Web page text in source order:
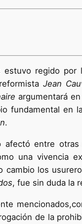
regido por
Jean
argumentará
fundamental en
.
entre
una vivencia
cambio los
, fue sin duda la
de la